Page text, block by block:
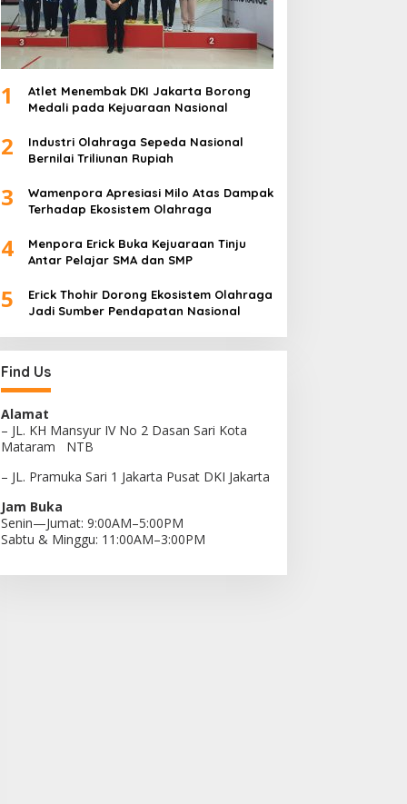
1
Atlet Menembak DKI Jakarta Borong
Medali pada Kejuaraan Nasional
2
Industri Olahraga Sepeda Nasional
Bernilai Triliunan Rupiah
3
Wamenpora Apresiasi Milo Atas Dampak
Terhadap Ekosistem Olahraga
4
Menpora Erick Buka Kejuaraan Tinju
Antar Pelajar SMA dan SMP
5
Erick Thohir Dorong Ekosistem Olahraga
Jadi Sumber Pendapatan Nasional
Find Us
Alamat
– JL. KH Mansyur IV No 2 Dasan Sari Kota
Mataram NTB
– JL. Pramuka Sari 1 Jakarta Pusat DKI Jakarta
Jam Buka
Senin—Jumat: 9:00AM–5:00PM
Sabtu & Minggu: 11:00AM–3:00PM